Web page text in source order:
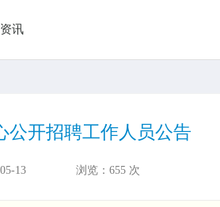
讯
公开招聘工作人员公告
13 浏览：655 次